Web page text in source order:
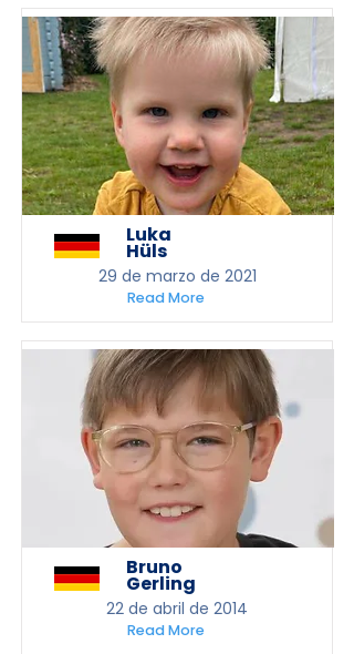
Luka
Hüls
29 de marzo de 2021
Read More
Bruno
Gerling
22 de abril de 2014
Read More